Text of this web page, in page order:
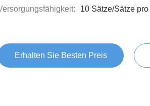
10 Sätze/Sätze
Erhalten Sie Besten Preis